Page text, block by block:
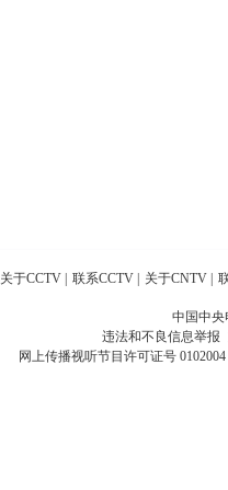
关于CCTV | 联系CCTV | 关于CNTV |
中国中
违法和不良信息举报
网上传播视听节目许可证号 0102004